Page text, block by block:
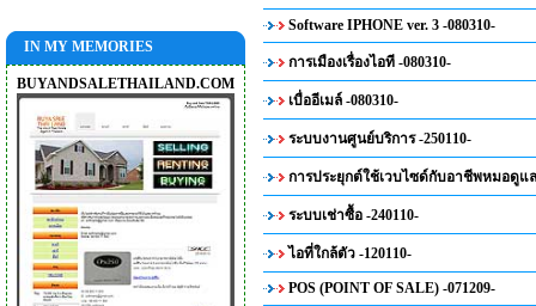
IN MY MEMORIES
BUYANDSALETHAILAND.COM
Software IPHONE ver. 3 -080310-
การเมืองเรื่องไอที -080310-
เบื่ออีเมล์ -080310-
ระบบงานศูนย์บริการ -250110-
การประยุกต์ใช้เวบไซด์กับอาชีพหมอดูแ
ระบบเช่าซื้อ -240110-
ไอที่ใกล้ตัว -120110-
POS (POINT OF SALE) -071209-